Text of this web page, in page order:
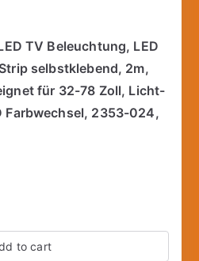
TV Beleuchtung, LED
selbstklebend, 2m,
für 32-78 Zoll, Licht-
Farbwechsel, 2353-024,
to cart